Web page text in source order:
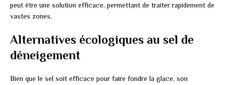
peut être une solution efficace, permettant de traiter rapidement de
vastes zones.
Alternatives écologiques au sel de
déneigement
Bien que le sel soit efficace pour faire fondre la glace, son